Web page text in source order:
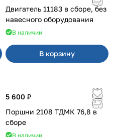
Двигатель 11183 в сборе, без
навесного оборудования
В наличии
В корзину
5 600 ₽
Поршни 2108 ТДМК 76,8 в
сборе
В наличии